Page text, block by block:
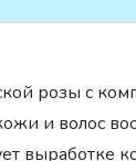
розы с
и волос
выработке